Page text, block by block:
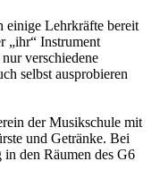
einige Lehrkräfte bereit
„ihr“ Instrument
verschiedene
selbst ausprobieren
der Musikschule mit
und Getränke. Bei
den Räumen des G6